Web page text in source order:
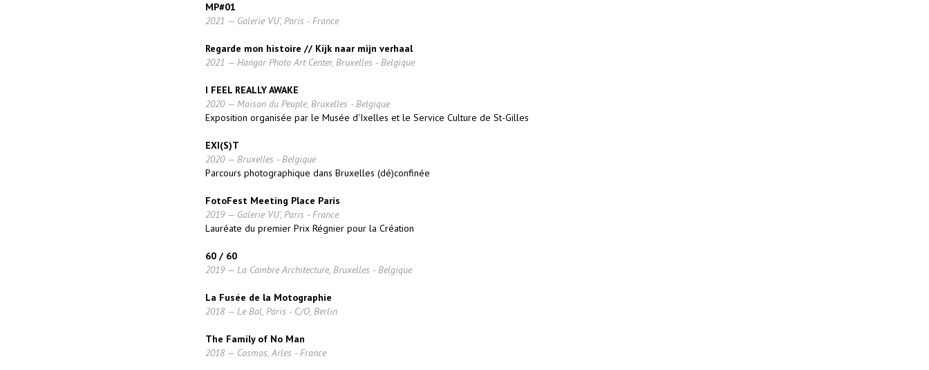
MP#01
2021 — Galerie VU', Paris - France
Regarde mon histoire // Kijk naar mijn verhaal
2021 — Hangar Photo Art Center, Bruxelles - Belgique
I FEEL REALLY AWAKE
2020 — Maison du Peuple, Bruxelles - Belgique
Exposition organisée par le Musée d'Ixelles et le Service Culture de St-Gilles
EXI(S)T
2020 — Bruxelles - Belgique
Parcours photographique dans Bruxelles (dé)confinée
FotoFest Meeting Place Paris
2019 — Galerie VU', Paris - France
Lauréate du premier Prix Régnier pour la Création
60 / 60
2019 — La Cambre Architecture, Bruxelles - Belgique
La Fusée de la Motographie
2018 — Le Bal, Paris - C/O, Berlin
The Family of No Man
2018 — Cosmos, Arles - France